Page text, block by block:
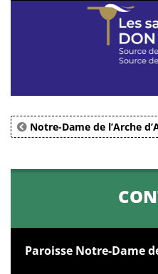
Notre-Dame de l’Arche
Paroisse Notre-Dame